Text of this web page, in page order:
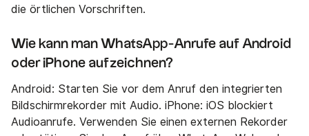
die örtlichen Vorschriften.
Wie kann man WhatsApp-Anrufe auf Android
oder iPhone aufzeichnen?
Android: Starten Sie vor dem Anruf den integrierten
Bildschirmrekorder mit Audio. iPhone: iOS blockiert
Audioanrufe. Verwenden Sie einen externen Rekorder